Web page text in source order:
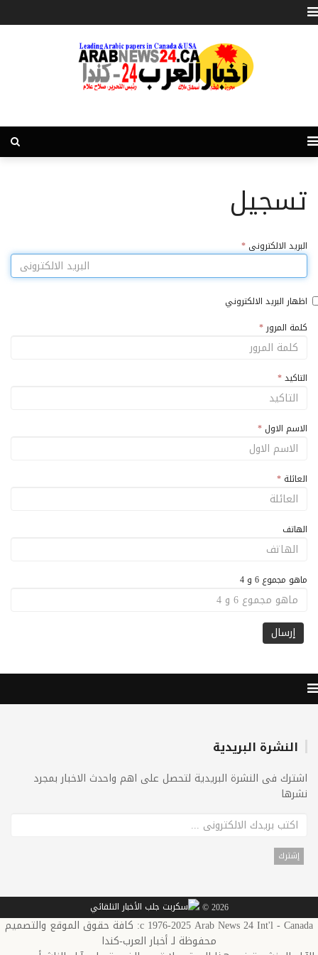
تسجيل
البريد الالكترونى *
اظهار البريد الالكتروني
كلمة المرور *
التاكيد*
الاسم الاول *
العائلة *
الهاتف
ماهو مجموع 6 و 4
النشرة البريدية
اشترك فى النشرة البريدية لتحصل على اهم واحدث الاخبار بمجرد
نشرها
2026 ©
c 1976-2025 Arab News 24 Int'l - Canada: كافة حقوق الموقع والتصميم
محفوظة لـ أخبار العرب-كندا